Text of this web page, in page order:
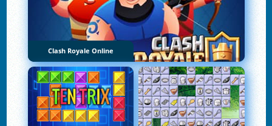
Clash Royale Online